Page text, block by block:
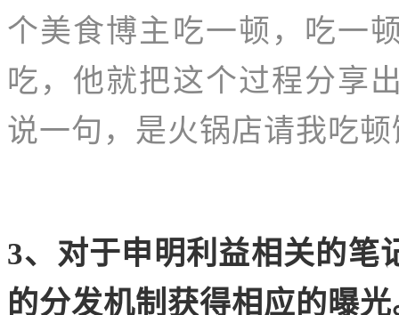
个美食博主吃一顿，吃一
吃，他就把这个过程分享
说一句，是火锅店请我吃
3、对于申明利益相关的笔
的分发机制获得相应的曝光